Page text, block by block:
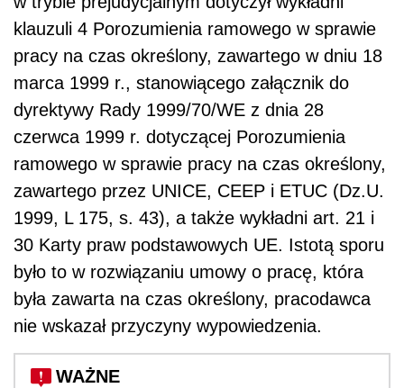
klauzuli 4 Porozumienia ramowego w sprawie
pracy na czas określony, zawartego w dniu 18
marca 1999 r., stanowiącego załącznik do
dyrektywy Rady 1999/70/WE z dnia 28
czerwca 1999 r. dotyczącej Porozumienia
ramowego w sprawie pracy na czas określony,
zawartego przez UNICE, CEEP i ETUC (Dz.U.
1999, L 175, s. 43), a także wykładni art. 21 i
30 Karty praw podstawowych UE. Istotą sporu
było to w rozwiązaniu umowy o pracę, która
była zawarta na czas określony, pracodawca
nie wskazał przyczyny wypowiedzenia.
WAŻNE